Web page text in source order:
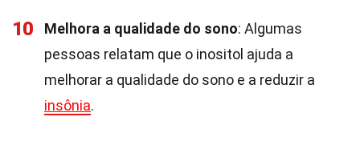
10 Melhora a qualidade do sono: Algumas
pessoas relatam que o inositol ajuda a
melhorar a qualidade do sono e a reduzir a
insônia.